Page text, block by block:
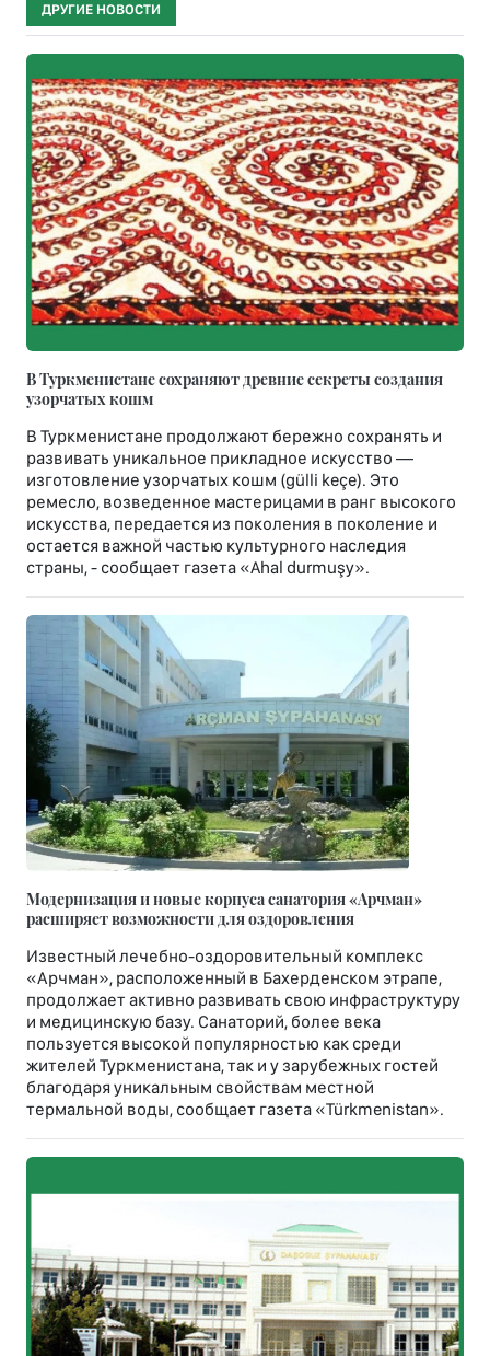
ДРУГИЕ НОВОСТИ
В Туркменистане сохраняют древние секреты создания
узорчатых кошм
В Туркменистане продолжают бережно сохранять и
развивать уникальное прикладное искусство —
изготовление узорчатых кошм (gülli keçe). Это
ремесло, возведенное мастерицами в ранг высокого
искусства, передается из поколения в поколение и
остается важной частью культурного наследия
страны, - сообщает газета «Ahal durmuşy».
Модернизация и новые корпуса санатория «Арчман»
расширяет возможности для оздоровления
Известный лечебно-оздоровительный комплекс
«Арчман», расположенный в Бахерденском этрапе,
продолжает активно развивать свою инфраструктуру
и медицинскую базу. Санаторий, более века
пользуется высокой популярностью как среди
жителей Туркменистана, так и у зарубежных гостей
благодаря уникальным свойствам местной
термальной воды, сообщает газета «Türkmenistan».